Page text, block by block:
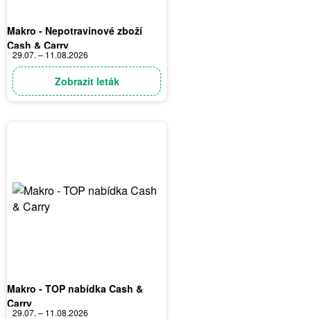
Makro - Nepotravinové zboží
Cash & Carry
29.07. – 11.08.2026
Zobrazit leták
Makro - TOP nabídka Cash &
Carry
29.07. – 11.08.2026